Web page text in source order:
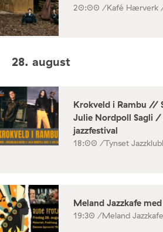
20:00 /Kafé Hærverk
28. august
Krokveld i Rambu //
Julie Nordpoll Sagli
jazzfestival
18:00 /Tynset
Meland Jazzkafe
19:30 /Meland